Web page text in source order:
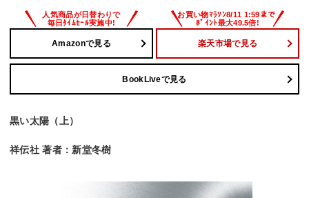
Amazonで見る 楽天市場で見る
BookLiveで見る
黒い太陽（上）
祥伝社 著者：新堂冬樹